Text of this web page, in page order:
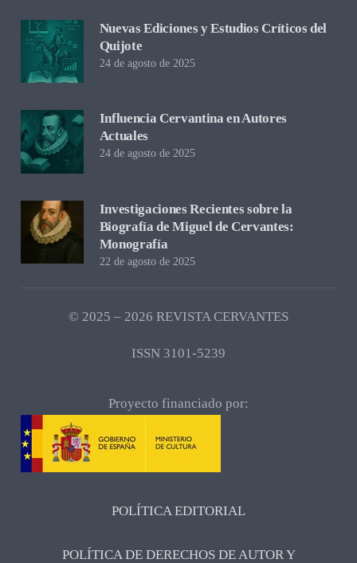
Nuevas Ediciones y Estudios Críticos del
Quijote
24 de agosto de 2025
Influencia Cervantina en Autores
Actuales
24 de agosto de 2025
Investigaciones Recientes sobre la
Biografía de Miguel de Cervantes:
Monografía
22 de agosto de 2025
© 2025 – 2026 REVISTA CERVANTES
ISSN 3101-5239
Proyecto financiado por:
POLÍTICA EDITORIAL
POLÍTICA DE DERECHOS DE AUTOR Y